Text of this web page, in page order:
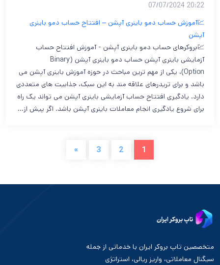
20:22 07/07/2024
💹آموزش حساب دمو باینری آپشن – افتتاح حساب دمو باینری
آپشن
💹بروکرهای حساب دمو باینری آپشن - آموزش افتتاح حساب
آزمایشی باینری آپشن حساب دمو باینری آپشن (Binary
Option)، یکی از مهم ترین مباحث در حوزه آموزش باینری آپشن می
باشد و برای تریدرهای علاقه مند به این سبک، جذابیت های متعددی
دارد. یادگیری افتتاح حساب آزمایشی باینری آپشن می تواند یک راه
برای شروع یادگیری انجام معاملات باینری آپشن باشد. اگر پیش از…
1
2
3
»
متخصصین تاپ بروکر ایران با خدماتی از جمله
سیگنال معاملاتی، واریز ریالی، استراتژی